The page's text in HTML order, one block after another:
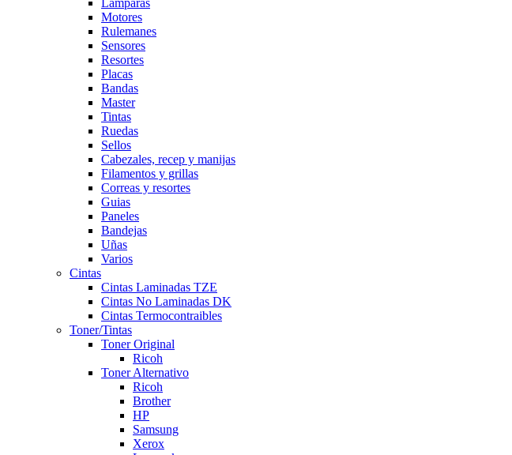
Lamparas
Motores
Rulemanes
Sensores
Resortes
Placas
Bandas
Master
Tintas
Ruedas
Sellos
Cabezales, recep y manijas
Filamentos y grillas
Correas y resortes
Guias
Paneles
Bandejas
Uñas
Varios
Cintas
Cintas Laminadas TZE
Cintas No Laminadas DK
Cintas Termocontraibles
Toner/Tintas
Toner Original
Ricoh
Toner Alternativo
Ricoh
Brother
HP
Samsung
Xerox